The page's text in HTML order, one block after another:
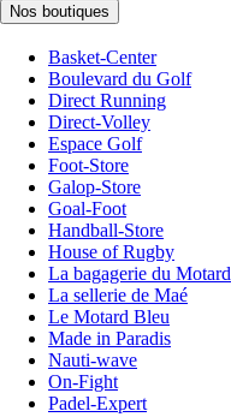
Nos boutiques
Basket-Center
Boulevard du Golf
Direct Running
Direct-Volley
Espace Golf
Foot-Store
Galop-Store
Goal-Foot
Handball-Store
House of Rugby
La bagagerie du Motard
La sellerie de Maé
Le Motard Bleu
Made in Paradis
Nauti-wave
On-Fight
Padel-Expert